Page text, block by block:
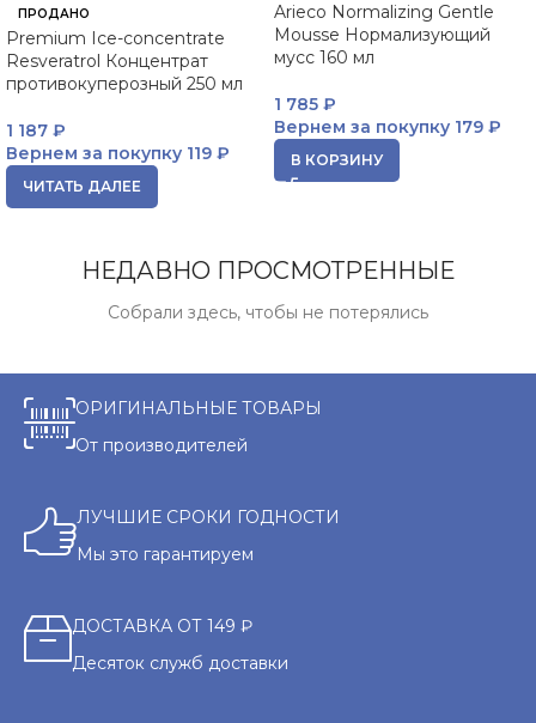
ПРОДАНО
Premium Ice-concentrate
Resveratrol Концентрат
противокуперозный 250 мл
1 187 ₽
Вернем за покупку 119 ₽
ЧИТАТЬ ДАЛЕЕ
Arieco Normalizing Gentle
Mousse Нормализующий
мусс 160 мл
1 785 ₽
Вернем за покупку 179 ₽
В КОРЗИНУ
НЕДАВНО ПРОСМОТРЕННЫЕ
Собрали здесь, чтобы не потерялись
ОРИГИНАЛЬНЫЕ ТОВАРЫ
От производителей
ЛУЧШИЕ СРОКИ ГОДНОСТИ
Мы это гарантируем
ДОСТАВКА ОТ 149 ₽
Десяток служб доставки